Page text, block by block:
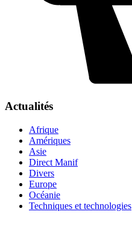
Actualités
Afrique
Amériques
Asie
Direct Manif
Divers
Europe
Océanie
Techniques et technologies